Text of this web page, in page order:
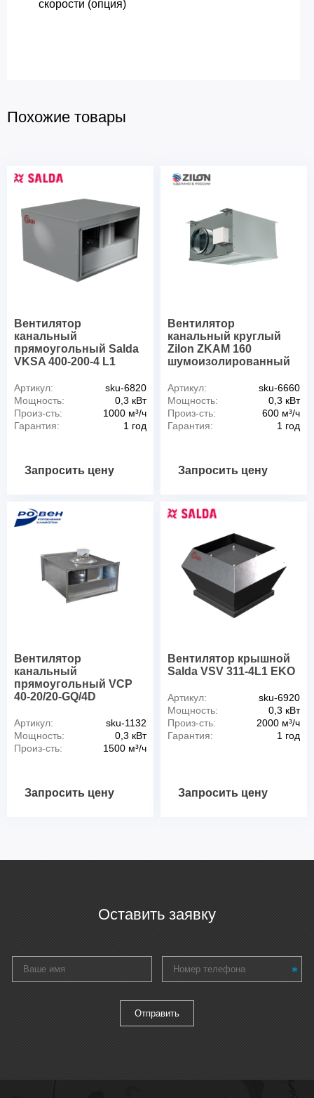
скорости (опция)
Похожие товары
Вентилятор
канальный
прямоугольный Salda
VKSA 400-200-4 L1
Артикул:
sku-6820
Мощность:
0,3 кВт
Произ-сть:
1000 м³/ч
Гарантия:
1 год
Запросить цену
Вентилятор
канальный круглый
Zilon ZKAM 160
шумоизолированный
Артикул:
sku-6660
Мощность:
0,3 кВт
Произ-сть:
600 м³/ч
Гарантия:
1 год
Запросить цену
Вентилятор
канальный
прямоугольный VCP
40-20/20-GQ/4D
Артикул:
sku-1132
Мощность:
0,3 кВт
Произ-сть:
1500 м³/ч
Запросить цену
Вентилятор крышной
Salda VSV 311-4L1 EKO
Артикул:
sku-6920
Мощность:
0,3 кВт
Произ-сть:
2000 м³/ч
Гарантия:
1 год
Запросить цену
Оставить заявку